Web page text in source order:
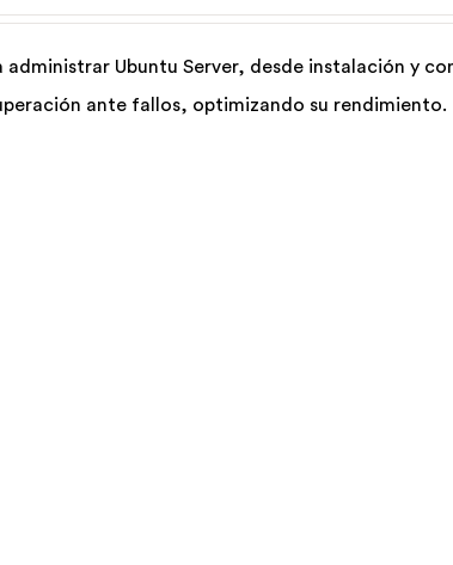
Ubuntu Server, desde instalación y
ante fallos, optimizando su rendimiento.